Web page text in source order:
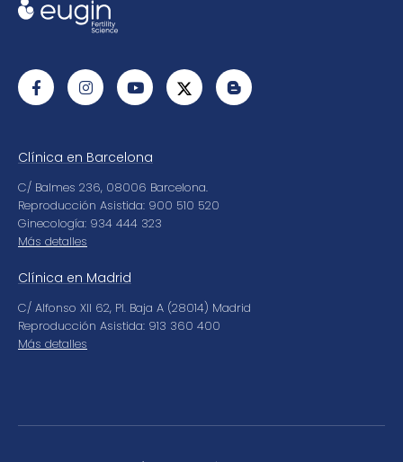
Clínica en Barcelona
C/ Balmes 236, 08006 Barcelona.
Reproducción Asistida: 900 510 520
Ginecología: 934 444 323
Más detalles
Clínica en Madrid
C/ Alfonso XII 62, Pl. Baja A (28014) Madrid
Reproducción Asistida: 913 360 400
Más detalles